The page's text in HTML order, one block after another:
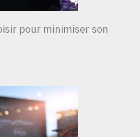
pour minimiser son